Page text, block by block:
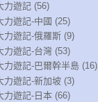
力遊記 (56)
力遊記-中國 (25)
力遊記-俄羅斯 (9)
力遊記-台灣 (53)
力遊記-巴爾幹半島 (16)
力遊記-新加坡 (3)
力遊記-日本 (66)